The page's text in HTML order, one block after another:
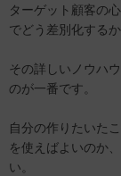
ターゲット顧客の
でどう差別化する
その詳しいノウハ
のが一番です。
自分の作りたいた
を使えばよいのか
い。